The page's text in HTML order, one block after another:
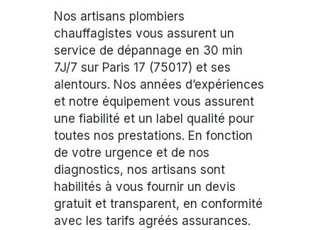
Nos artisans plombiers
chauffagistes vous assurent un
service de dépannage en 30 min
7J/7 sur Paris 17 (75017) et ses
alentours. Nos années d’expériences
et notre équipement vous assurent
une fiabilité et un label qualité pour
toutes nos prestations. En fonction
de votre urgence et de nos
diagnostics, nos artisans sont
habilités à vous fournir un devis
gratuit et transparent, en conformité
avec les tarifs agréés assurances.